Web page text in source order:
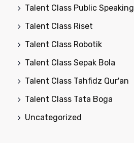
Talent Class Public Speaking
Talent Class Riset
Talent Class Robotik
Talent Class Sepak Bola
Talent Class Tahfidz Qur'an
Talent Class Tata Boga
Uncategorized